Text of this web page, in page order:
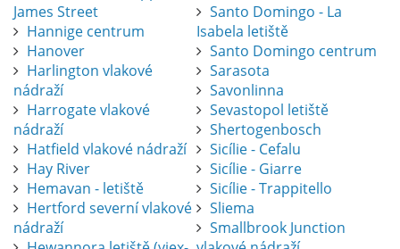
James Street
Hannige centrum
Hanover
Harlington vlakové
nádraží
Harrogate vlakové
nádraží
Hatfield vlakové nádraží
Hay River
Hemavan - letiště
Hertford severní vlakové
nádraží
Santo Domingo - La
Isabela letiště
Santo Domingo centrum
Sarasota
Savonlinna
Sevastopol letiště
Shertogenbosch
Sicílie - Cefalu
Sicílie - Giarre
Sicílie - Trappitello
Sliema
Smallbrook Junction